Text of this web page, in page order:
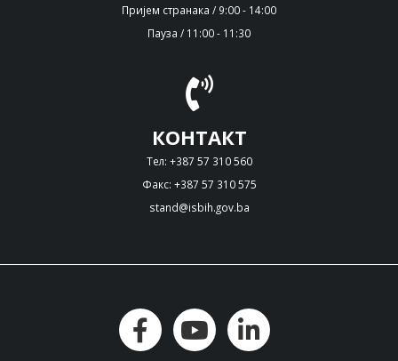
Пријем странака / 9:00 - 14:00
Пауза / 11:00 - 11:30
КОНТАКТ
Тел: +387 57 310 560
Факс: +387 57 310 575
stand@isbih.gov.ba